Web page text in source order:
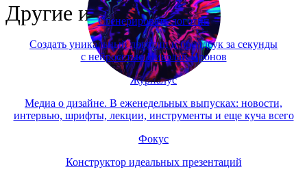
Другие инструменты
Сгенерировать логотип
Создать уникальный логотип и брендбук за секунды
с нейросетью Николай Иронов
Журналус
Медиа о дизайне. В еженедельных выпусках: новости,
интервью, шрифты, лекции, инструменты и еще куча всего
Фокус
Конструктор идеальных презентаций